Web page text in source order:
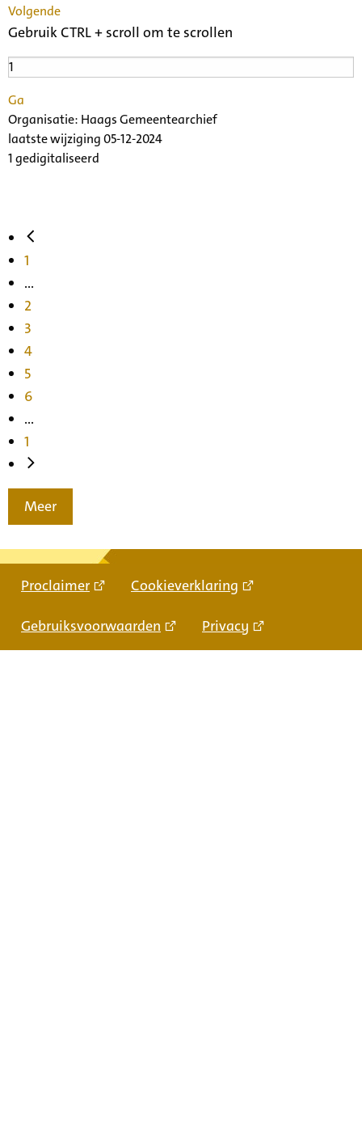
Volgende
Gebruik CTRL + scroll om te scrollen
Ga
Organisatie: Haags Gemeentearchief
laatste wijziging 05-12-2024
1 gedigitaliseerd
1
...
2
3
4
5
6
...
1
Meer
Proclaimer Cookieverklaring
Gebruiksvoorwaarden Privacy